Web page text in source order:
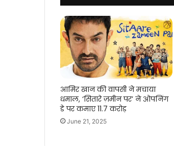
रहे
हैं
आमिर खान की वापसी ने मचाया
धमाल, ‘सितारे ज़मीन पर’ ने ओपनिंग
डे पर कमाए 11.7 करोड़
June 21, 2025